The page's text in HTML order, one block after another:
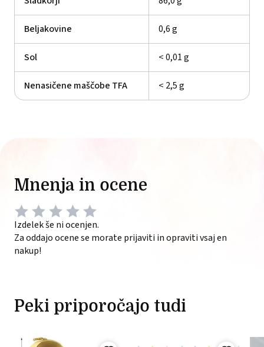
Beljakovine 0,6 g
Sol < 0,01 g
Nenasičene maščobe TFA < 2,5 g
Mnenja in ocene
Izdelek še ni ocenjen.
Za oddajo ocene se morate prijaviti in opraviti vsaj en
nakup!
Peki priporočajo tudi